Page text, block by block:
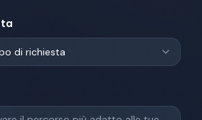
di richiesta